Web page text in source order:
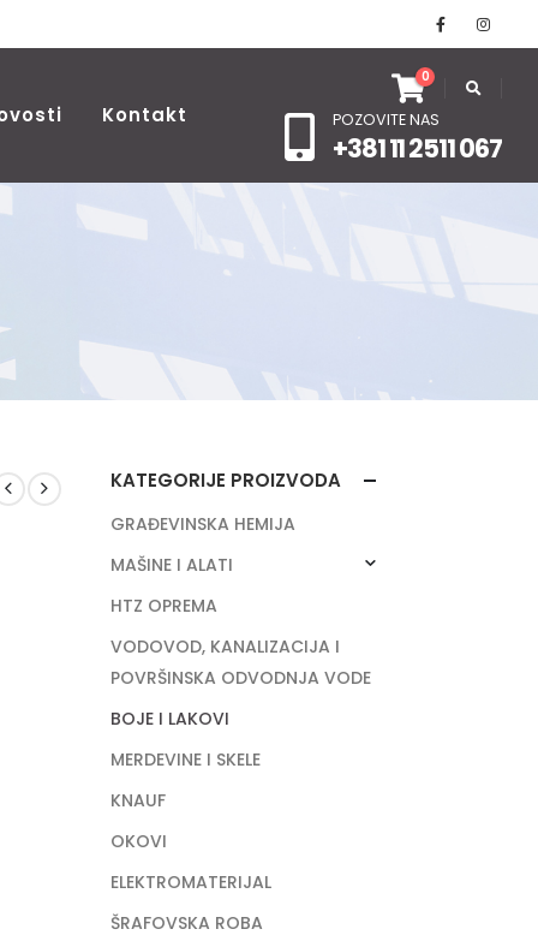
Kontakt
0
POZOVITE NAS
+381 11 2511 067
KATEGORIJE PROIZVODA
GRAĐEVINSKA HEMIJA
MAŠINE I ALATI
HTZ OPREMA
VODOVOD, KANALIZACIJA I
POVRŠINSKA ODVODNJA VODE
BOJE I LAKOVI
MERDEVINE I SKELE
KNAUF
OKOVI
ELEKTROMATERIJAL
ŠRAFOVSKA ROBA